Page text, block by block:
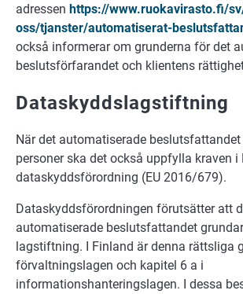
adressen https://www.ruokavirasto.fi/
oss/tjanster/automatiserat-
också informerar om grunderna för det
beslutsförfarandet och klientens
Dataskyddslagstiftning
När det automatiserade
personer ska det också uppfylla kraven i
dataskyddsförordning (EU 2016/679).
Dataskyddsförordningen förutsätter att
automatiserade beslutsfattandet
lagstiftning. I Finland är denna rättsliga
förvaltningslagen och kapitel 6 a i
informationshanteringslagen. I dessa